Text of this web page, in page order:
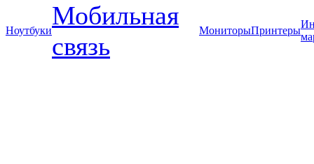
Ноутбуки
Мобильная
связь
МониторыПринтеры